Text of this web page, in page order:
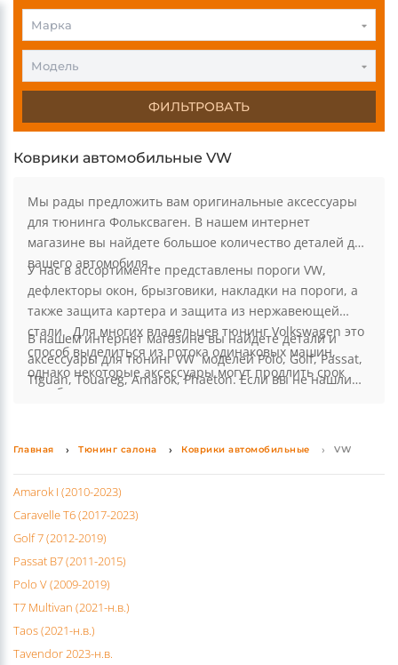
Марка
Модель
ФИЛЬТРОВАТЬ
Коврики автомобильные VW
Мы рады предложить вам оригинальные аксессуары
для тюнинга Фольксваген. В нашем интернет
магазине вы найдете большое количество деталей для
вашего автомобиля.
У нас в ассортименте представлены пороги VW,
дефлекторы окон, брызговики, накладки на пороги, а
также защита картера и защита из нержавеющей
стали. Для многих владельцев тюнинг Volkswagen это
способ выделиться из потока одинаковых машин,
однако некоторые аксессуары могут продлить срок
службы авто и защитить от преждевременных
выхлопные трубы.
В нашем интернет магазине вы найдете детали и
аксессуары для тюнинг VW моделей Polo, Golf, Passat,
Tiguan, Touareg, Amarok, Phaeton. Если вы не нашли
Главная Тюнинг салона Коврики автомобильные VW
Amarok I (2010-2023)
Caravelle T6 (2017-2023)
Golf 7 (2012-2019)
Passat B7 (2011-2015)
Polo V (2009-2019)
T7 Multivan (2021-н.в.)
Taos (2021-н.в.)
Tavendor 2023-н.в.